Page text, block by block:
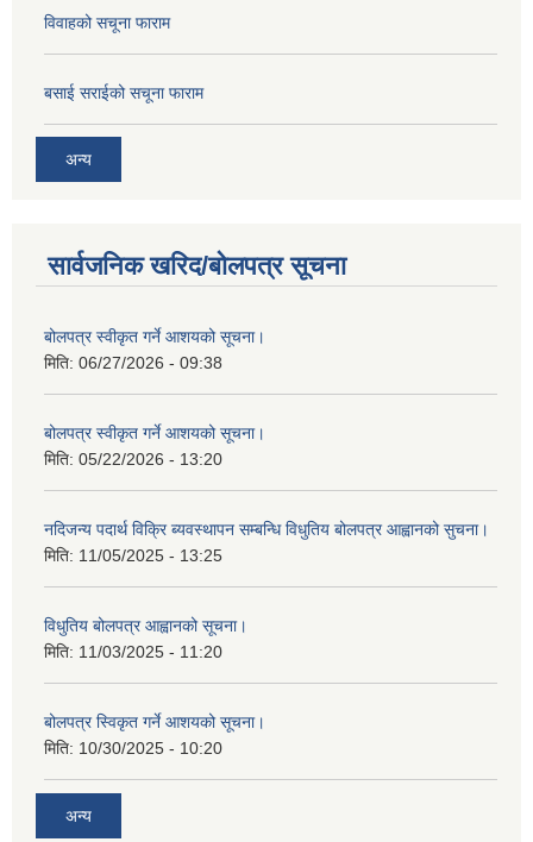
विवाहको सचूना फाराम
बसाई सराईको सचूना फाराम
अन्य
सार्वजनिक खरिद/बोलपत्र सूचना
बोलपत्र स्वीकृत गर्ने आशयको सूचना।
मिति: 06/27/2026 - 09:38
बोलपत्र स्वीकृत गर्ने आशयको सूचना।
मिति: 05/22/2026 - 13:20
नदिजन्य पदार्थ विक्रि ब्यवस्थापन सम्बन्धि विधुतिय बोलपत्र आह्वानको सुचना।
मिति: 11/05/2025 - 13:25
विधुतिय बोलपत्र आह्वानको सूचना।
मिति: 11/03/2025 - 11:20
बोलपत्र स्विकृत गर्ने आशयको सूचना।
मिति: 10/30/2025 - 10:20
अन्य